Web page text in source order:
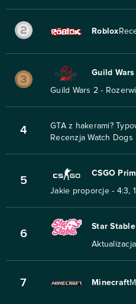
Roblox
Guild Wars
Guild Wars 2 -
4
GTA z hakerami?
Recenzja Watch Dogs
5
CSGO
Jakie proporcje - 4:3,
6
Star Stable
7 Minecraft